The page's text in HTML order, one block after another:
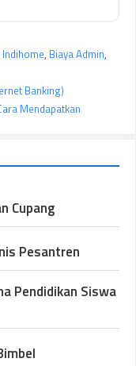
Indihome, Biaya Admin,
Banking)
Mendapatkan
Cupang
Pesantren
Pendidikan Siswa